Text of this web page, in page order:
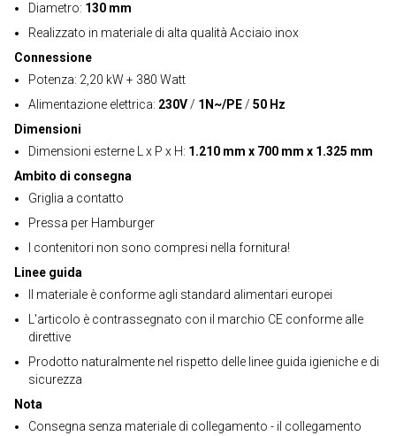
Diametro: 130 mm
Realizzato in materiale di alta qualità Acciaio inox
Connessione
Potenza: 2,20 kW + 380 Watt
Alimentazione elettrica: 230V / 1N~/PE / 50 Hz
Dimensioni
Dimensioni esterne L x P x H: 1.210 mm x 700 mm x 1.325 mm
Ambito di consegna
Griglia a contatto
Pressa per Hamburger
I contenitori non sono compresi nella fornitura!
Linee guida
Il materiale è conforme agli standard alimentari europei
L'articolo è contrassegnato con il marchio CE conforme alle
direttive
Prodotto naturalmente nel rispetto delle linee guida igieniche e di
sicurezza
Nota
Consegna senza materiale di collegamento - il collegamento